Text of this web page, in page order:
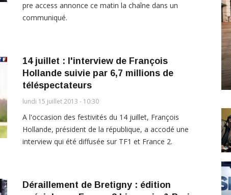
pre access annonce ce matin la chaîne dans un
communiqué.
14 juillet : l'interview de François
Hollande suivie par 6,7 millions de
téléspectateurs
lundi 15 juillet 2013 - 10:30
A l'occasion des festivités du 14 juillet, François
Hollande, président de la république, a accodé une
interview qui été diffusée sur TF1 et France 2.
Déraillement de Bretigny : édition